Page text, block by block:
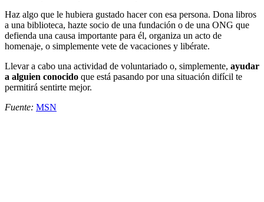
Haz algo que le hubiera gustado hacer con esa persona. Dona libros
a una biblioteca, hazte socio de una fundación o de una ONG que
defienda una causa importante para él, organiza un acto de
homenaje, o simplemente vete de vacaciones y libérate.
Llevar a cabo una actividad de voluntariado o, simplemente, ayudar
a alguien conocido que está pasando por una situación difícil te
permitirá sentirte mejor.
Fuente: MSN